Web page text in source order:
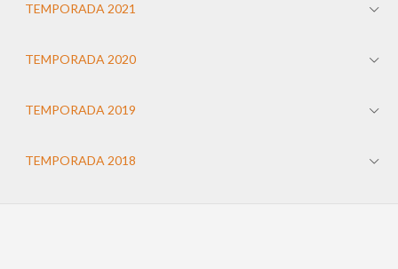
TEMPORADA 2021
TEMPORADA 2020
TEMPORADA 2019
TEMPORADA 2018